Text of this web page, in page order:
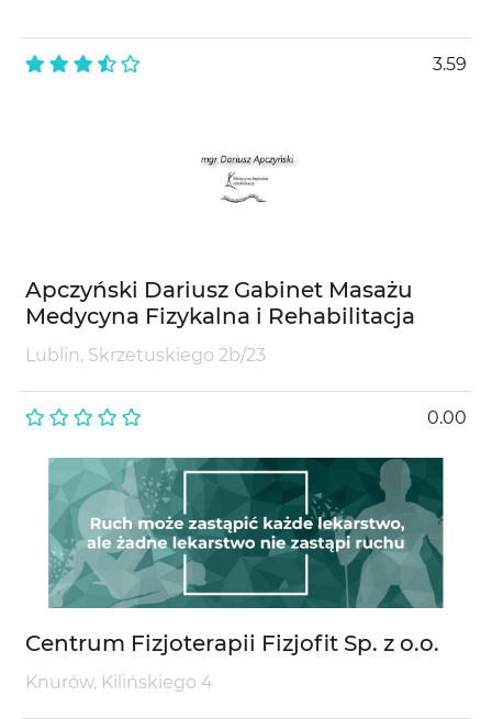
3.59
Apczyński Dariusz Gabinet Masażu
Medycyna Fizykalna i Rehabilitacja
Lublin, Skrzetuskiego 2b/23
0.00
Centrum Fizjoterapii Fizjofit Sp. z o.o.
Knurów, Kilińskiego 4